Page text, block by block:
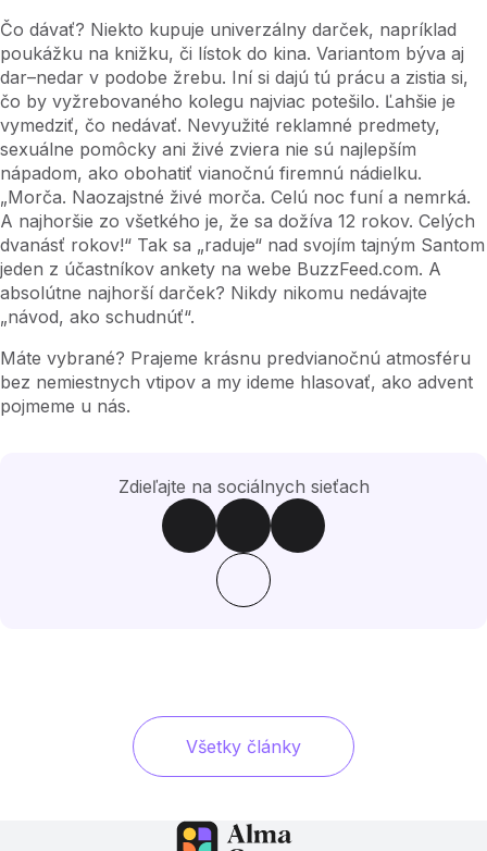
Čo dávať? Niekto kupuje univerzálny darček, napríklad
poukážku na knižku, či lístok do kina. Variantom býva aj
dar–nedar v podobe žrebu. Iní si dajú tú prácu a zistia si,
čo by vyžrebovaného kolegu najviac potešilo. Ľahšie je
vymedziť, čo nedávať. Nevyužité reklamné predmety,
sexuálne pomôcky ani živé zviera nie sú najlepším
nápadom, ako obohatiť vianočnú firemnú nádielku.
„Morča. Naozajstné živé morča. Celú noc funí ​​a nemrká.
A najhoršie zo všetkého je, že sa dožíva 12 rokov. Celých
dvanásť rokov!“ Tak sa „raduje“ nad svojím tajným Santom
jeden z účastníkov ankety na webe BuzzFeed.com. A
absolútne najhorší darček? Nikdy nikomu nedávajte
„návod, ako schudnúť“.
Máte vybrané? Prajeme krásnu predvianočnú atmosféru
bez nemiestnych vtipov a my ideme hlasovať, ako advent
pojmeme u nás.
Zdieľajte na sociálnych sieťach
Všetky články